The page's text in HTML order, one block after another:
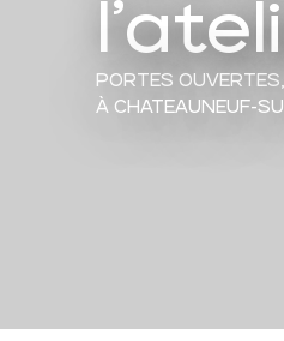
PORTES OUVERTES,
À CHATEAUNEUF-